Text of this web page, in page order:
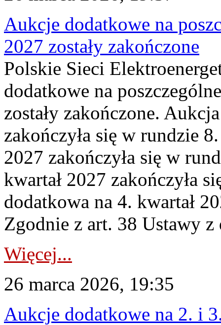
Aukcje dodatkowe na
2027 zostały zakończone
Polskie Sieci
dodatkowe na
zostały zakończone.
zakończyła się w rundzie
2027 zakończyła się w
kwartał 2027 zakończyła
dodatkowa na 4. kwartał
Zgodnie z art. 38 Ustawy
Więcej...
26 marca 2026, 19:35
Aukcje dodatkowe na 2. i